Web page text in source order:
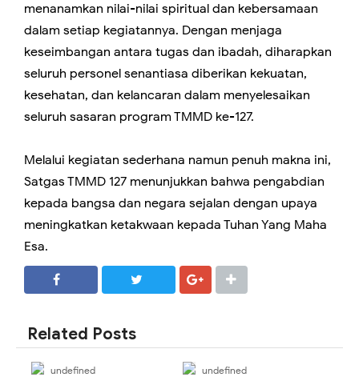
menanamkan nilai-nilai spiritual dan kebersamaan
dalam setiap kegiatannya. Dengan menjaga
keseimbangan antara tugas dan ibadah, diharapkan
seluruh personel senantiasa diberikan kekuatan,
kesehatan, dan kelancaran dalam menyelesaikan
seluruh sasaran program TMMD ke-127.
Melalui kegiatan sederhana namun penuh makna ini,
Satgas TMMD 127 menunjukkan bahwa pengabdian
kepada bangsa dan negara sejalan dengan upaya
meningkatkan ketakwaan kepada Tuhan Yang Maha
Esa.
Related Posts
undefined undefined